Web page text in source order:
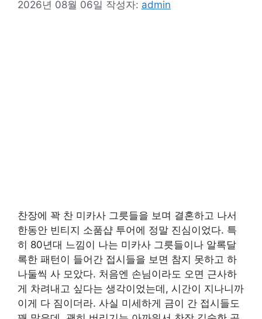
2026년 08월 06일 작성자: admin
찬장에 꽉 찬 미카사 그릇들을 보며 결혼하고 나서
한동안 빈티지 소품샵 투어에 정말 진심이었다. 특
히 80년대 느낌이 나는 미카사 그릇들이나 알록달
록한 패턴이 들어간 접시들을 보면 참지 못하고 하
나둘씩 사 모았다. 처음엔 손님이라도 오면 근사하
게 차려내고 싶다는 생각이었는데, 시간이 지나니까
이게 다 짐이더라. 사실 미세하게 금이 간 접시들도